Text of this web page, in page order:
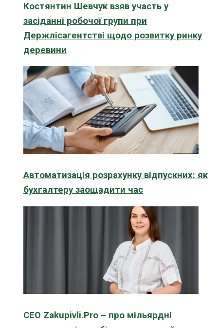
Костянтин Шевчук взяв участь у
засіданні робочої групи при
Держлісагентстві щодо розвитку ринку
деревини
Автоматизація розрахунку відпускних: як
бухгалтеру заощадити час
CEO Zakupivli.Pro – про мільярдні